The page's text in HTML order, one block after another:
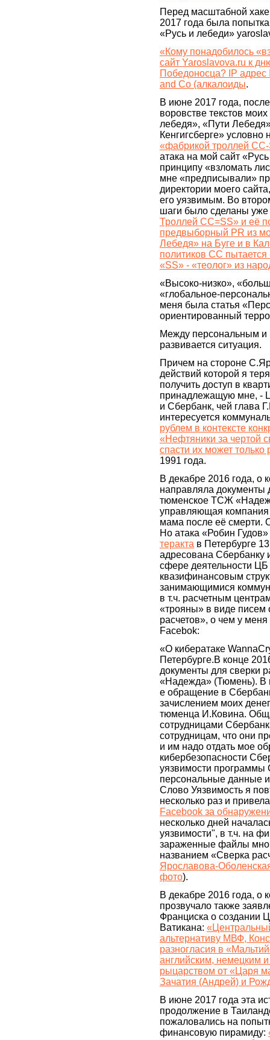
Перед масштабной
2017 года была
«Русь и лебеди»
«Кому понадобилось
сайт Yaroslavova.ru к
Победоносца? IP адрес
and Co (алкалоиды.
В июне 2017 года,
воровстве текстов
лебедя», «Пути
Кенгигсберге»
«фабрикой троллей
атака на мой сайт
принципу «взломать
мне «предписывали»
директории моего
его уязвимым. Во
шаги было сделаны уже
Троллей СС=SS» и её
предвыборный PR из
Лебедя» на Буге и в
политиков СС
«SS» - «теолог» из
«Высоко-низко»,
«глобальное-
меня была статья
ориентированный
Между персональным и
развивается ситуация.
Причем на стороне
действий которой я
получить доступ в
принадлежащую мне, -
и Сбербанк, чей глава
интересуется
рублем в контексте
«Нефтяники за чертой
спасти их может только
1991 года.
В декабре 2016 года, о
направляла документы
тюменское ТСЖ
управляющая компания
мама после её смерти.
Но атака «Робин
теракта в Петербурге
адресована Сбербанку
сфере деятельности
квазифинансовым
занимающимися
в т.ч. расчетным
«трояны» в виде писем
расчетов», о чем у
Facebok:
«О кибератаке
Петербурге.В конце
документы для сверки
«Надежда» (Тюмень). В
е обращение в
зачислением моих
тюменца И.Ковина.
сотрудницами
сотрудницам, что они
и им надо отдать мое
кибербезопасности
уязвимости программы
персональные данные
Слово Уязвимость я
несколько раз и
Facebook за
несколько дней
уязвимости", в т.ч. на
зараженные файлы
названием «Сверка
Ярославова-
фото).
В декабре 2016 года, о
прозвучало также
Франциска о создании
Ватикана:
альтернативу МВФ,
разногласия в
английским, немецким
рыцарством от «Царя
Зачатия (Андрей) и
В июне 2017 года эта
продолжение в
пожаловались на
финансовую пирамиду: